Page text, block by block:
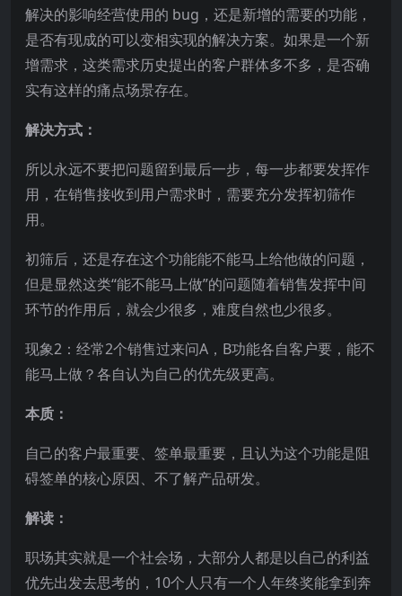
解决的影响经营使用的 bug，还是新增的需要的功能，
是否有现成的可以变相实现的解决方案。如果是一个新
增需求，这类需求历史提出的客户群体多不多，是否确
实有这样的痛点场景存在。
解决方式：
所以永远不要把问题留到最后一步，每一步都要发挥作
用，在销售接收到用户需求时，需要充分发挥初筛作
用。
初筛后，还是存在这个功能能不能马上给他做的问题，
但是显然这类“能不能马上做”的问题随着销售发挥中间
环节的作用后，就会少很多，难度自然也少很多。
现象2：经常2个销售过来问A，B功能各自客户要，能不
能马上做？各自认为自己的优先级更高。
本质：
自己的客户最重要、签单最重要，且认为这个功能是阻
碍签单的核心原因、不了解产品研发。
解读：
职场其实就是一个社会场，大部分人都是以自己的利益
优先出发去思考的，10个人只有一个人年终奖能拿到奔